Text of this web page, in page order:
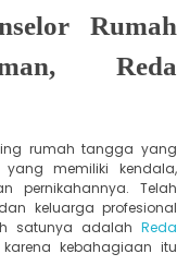
Rumah
Reda
rumah tangga yang
memiliki kendala,
pernikahannya. Telah
keluarga profesional
satunya adalah Reda
kebahagiaan itu